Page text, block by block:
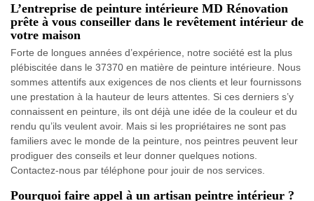
L’entreprise de peinture intérieure MD Rénovation
prête à vous conseiller dans le revêtement intérieur de
votre maison
Forte de longues années d’expérience, notre société est la plus
plébiscitée dans le 37370 en matière de peinture intérieure. Nous
sommes attentifs aux exigences de nos clients et leur fournissons
une prestation à la hauteur de leurs attentes. Si ces derniers s’y
connaissent en peinture, ils ont déjà une idée de la couleur et du
rendu qu’ils veulent avoir. Mais si les propriétaires ne sont pas
familiers avec le monde de la peinture, nos peintres peuvent leur
prodiguer des conseils et leur donner quelques notions.
Contactez-nous par téléphone pour jouir de nos services.
Pourquoi faire appel à un artisan peintre intérieur ?